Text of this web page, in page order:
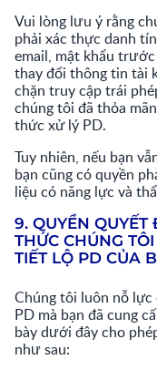
Vui lòng lưu ý rằng
phải xác thực danh
email, mật khẩu
thay đổi thông tin tài
chặn truy cập trái
chúng tôi đã thỏa
thức xử lý PD.
Tuy nhiên, nếu bạn
bạn cũng có quyền
liệu có năng lực và
9. QUYỀN
THỨC CHÚNG
TIẾT LỘ PD CỦA
Chúng tôi luôn nỗ lực
PD mà bạn đã cung
bày dưới đây cho
như sau: